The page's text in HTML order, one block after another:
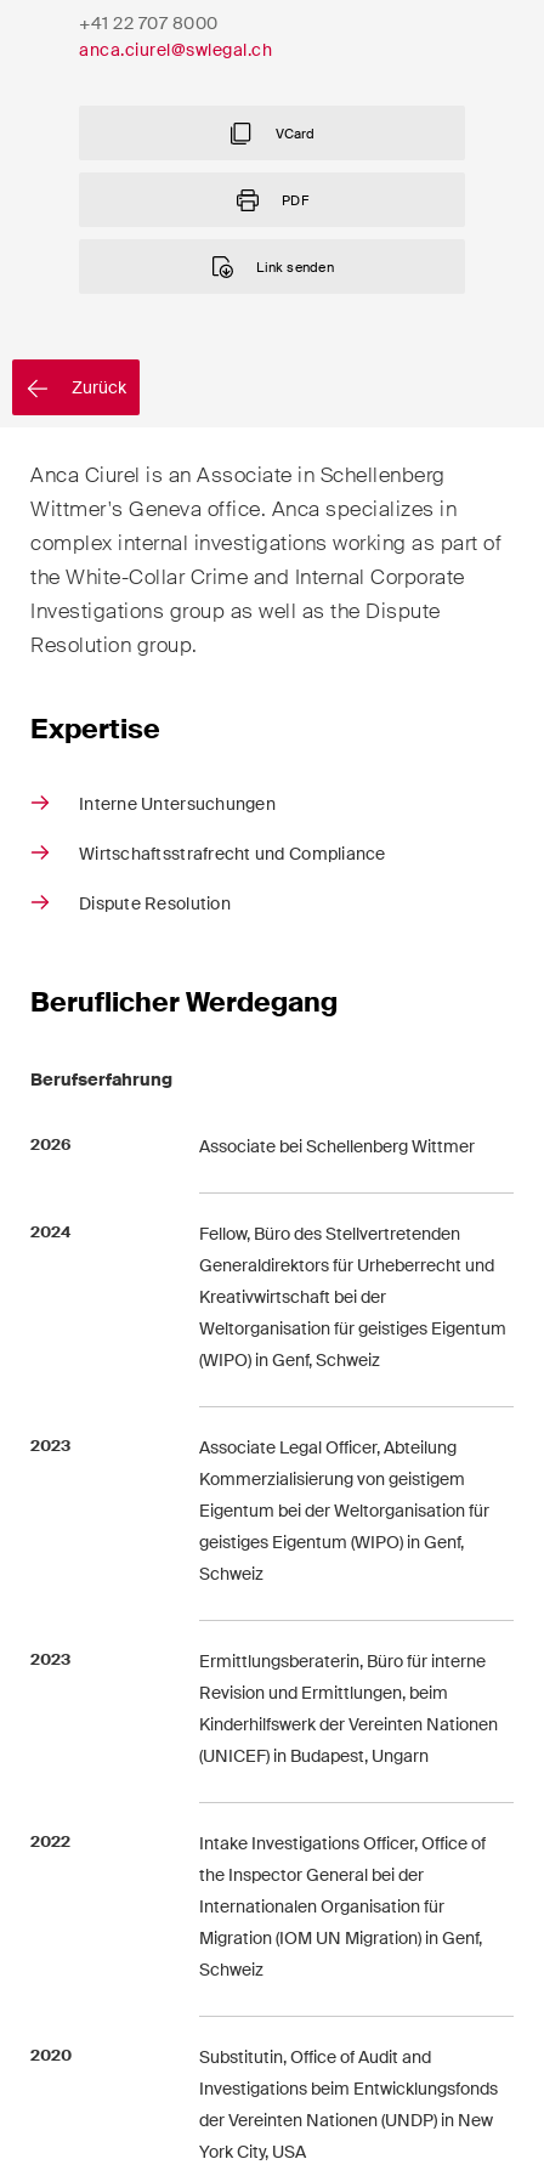
Zurück
+41 22 707 8000
anca.ciurel@swlegal.ch
VCard
PDF
Link senden
Anca Ciurel is an Associate in Schellenberg
Wittmer's Geneva office. Anca specializes in
complex internal investigations working as part of
the White-Collar Crime and Internal Corporate
Investigations group as well as the Dispute
Resolution group.
Expertise
Interne Untersuchungen
Wirtschaftsstrafrecht und Compliance
Dispute Resolution
Beruflicher Werdegang
Berufserfahrung
2026 Associate bei Schellenberg Wittmer
2024
Fellow, Büro des Stellvertretenden
Generaldirektors für Urheberrecht und
Kreativwirtschaft bei der
Weltorganisation für geistiges Eigentum
(WIPO) in Genf, Schweiz
2023
Associate Legal Officer, Abteilung
Kommerzialisierung von geistigem
Eigentum bei der Weltorganisation für
geistiges Eigentum (WIPO) in Genf,
Schweiz
2023
Ermittlungsberaterin, Büro für interne
Revision und Ermittlungen, beim
Kinderhilfswerk der Vereinten Nationen
(UNICEF) in Budapest, Ungarn
2022
Intake Investigations Officer, Office of
the Inspector General bei der
Internationalen Organisation für
Migration (IOM UN Migration) in Genf,
Schweiz
2020
Substitutin, Office of Audit and
Investigations beim Entwicklungsfonds
der Vereinten Nationen (UNDP) in New
York City, USA
Nachname
Monatlich ausgewählte
Kernthemen aus unseren
Fachgebiete und Branchen,
sowie Newsflashes über die
Banking & Finance
Baurecht
Dispute Resolution
Energie
Gesellschafts- und
Immaterialgüterrecht
Immobilienrecht
Internationale
Schiedsgerichtsbarkeit
Kunstrecht & Entertainment /
Life Sciences
Restrukturierungen und
Versicherungsrecht
Verwaltungsrecht und
öffentliche Beschaffungen
Wettbewerbs- & Kartellrecht
Publikationen